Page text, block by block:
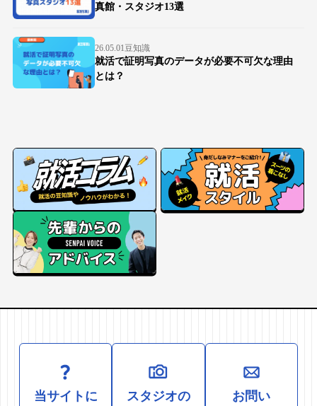
真館・スタジオ13選
26.05.01 豆知識
就活で証明写真のデータが必要不可欠な理由
とは？
当サイトに
スタジオの
お問い